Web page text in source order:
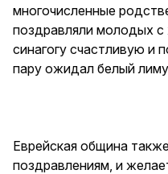
многочисленные
поздравляли молодых
синагогу счастливую
пару ожидал белый
Еврейская община
поздравлениям, и